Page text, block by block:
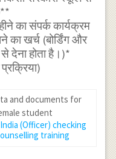
का संपर्क कार्यक्रम
का खर्च (बोर्डिंग और
देना होता है।)*
(Officer) checking
training